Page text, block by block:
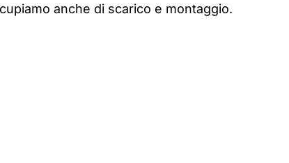
anche di scarico e montaggio.